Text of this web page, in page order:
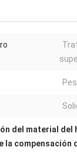
del material del
la compensación